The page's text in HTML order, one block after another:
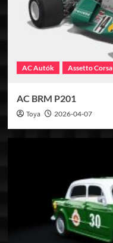
AC Autók Assetto Corsa
AC BRM P201
Toya 2026-04-07